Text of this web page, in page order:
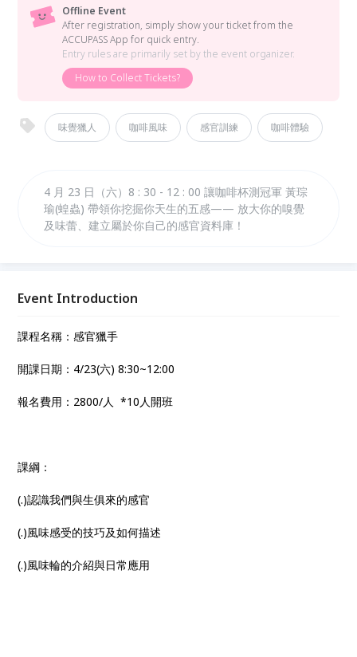
Offline Event
After registration, simply show your ticket from the
ACCUPASS App for quick entry.
Entry rules are primarily set by the event organizer.
How to Collect Tickets?
味覺獵人 咖啡風味 感官訓練 咖啡體驗
4 月 23 日（六）8 : 30 - 12 : 00 讓咖啡杯測冠軍 黃琮
瑜(蝗蟲) 帶領你挖掘你天生的五感—— 放大你的嗅覺
及味蕾、建立屬於你自己的感官資料庫！
Event Introduction
課程名稱：感官獵手
開課日期：4/23(六) 8:30~12:00
報名費用：2800/人 *10人開班
課綱：
(.)認識我們與生俱來的感官
(.)風味感受的技巧及如何描述
(.)風味輪的介紹與日常應用